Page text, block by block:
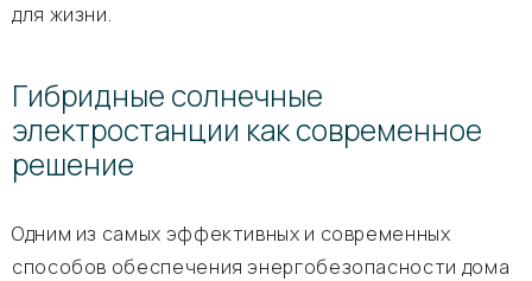
для жизни.
Гибридные солнечные
электростанции как современное
решение
Одним из самых эффективных и современных
способов обеспечения энергобезопасности дома